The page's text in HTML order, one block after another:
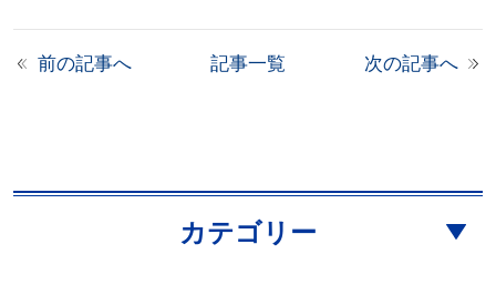
前の記事へ 記事一覧 次の記事へ
カテゴリー